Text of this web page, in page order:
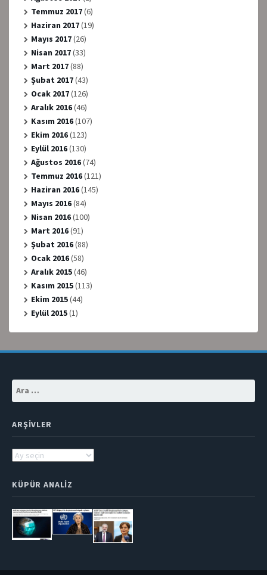
Temmuz 2017(6)
Haziran 2017(19)
Mayıs 2017(26)
Nisan 2017(33)
Mart 2017(88)
Şubat 2017(43)
Ocak 2017(126)
Aralık 2016(46)
Kasım 2016(107)
Ekim 2016(123)
Eylül 2016(130)
Ağustos 2016(74)
Temmuz 2016(121)
Haziran 2016(145)
Mayıs 2016(84)
Nisan 2016(100)
Mart 2016(91)
Şubat 2016(88)
Ocak 2016(58)
Aralık 2015(46)
Kasım 2015(113)
Ekim 2015(44)
Eylül 2015(1)
Arama:
ARŞIVLER
Arşivler
KÜPÜR ANALIZ